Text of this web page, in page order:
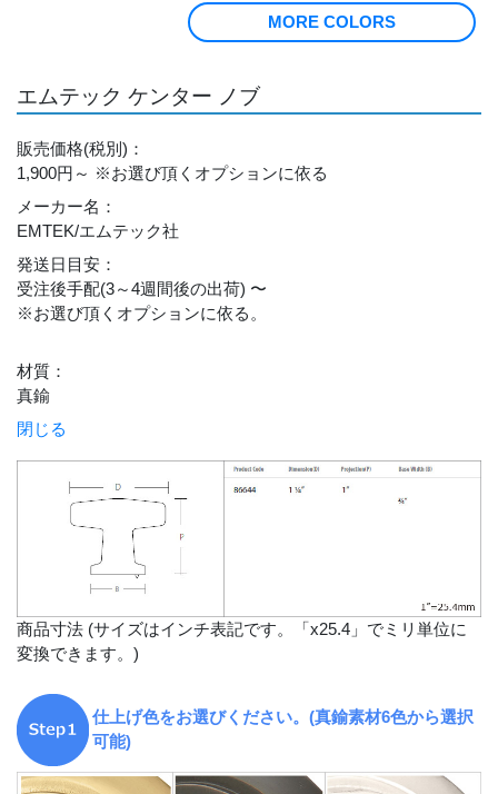
MORE COLORS
エムテック ケンター ノブ
販売価格(税別) ：
1,900円～ ※お選び頂くオプションに依る
メーカー名 ：
EMTEK/エムテック社
発送日目安 ：
受注後手配(3～4週間後の出荷) 〜
※お選び頂くオプションに依る。
材質 ：
真鍮
閉じる
商品寸法 (サイズはインチ表記です。「x25.4」でミリ単位に
変換できます。)
仕上げ色をお選びください。(真鍮素材6色から選択
可能)